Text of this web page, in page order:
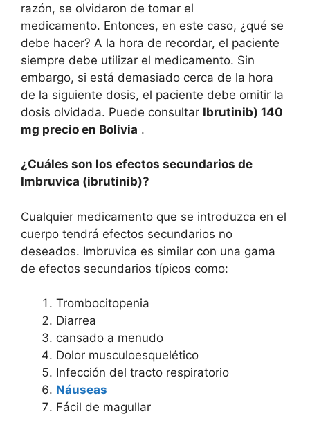
razón, se olvidaron de tomar el
medicamento. Entonces, en este caso, ¿qué se
debe hacer? A la hora de recordar, el paciente
siempre debe utilizar el medicamento. Sin
embargo, si está demasiado cerca de la hora
de la siguiente dosis, el paciente debe omitir la
dosis olvidada. Puede consultar Ibrutinib) 140
mg precio en Bolivia .
¿Cuáles son los efectos secundarios de
Imbruvica (ibrutinib)?
Cualquier medicamento que se introduzca en el
cuerpo tendrá efectos secundarios no
deseados. Imbruvica es similar con una gama
de efectos secundarios típicos como:
Trombocitopenia
Diarrea
cansado a menudo
Dolor musculoesquelético
Infección del tracto respiratorio
Náuseas
Fácil de magullar